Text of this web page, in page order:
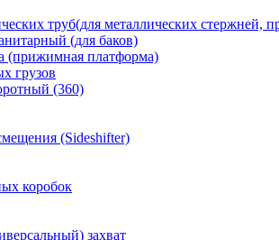
труб(для металлических стержней,
(для баков)
(прижимная платформа)
грузов
(360)
(Sideshifter)
коробок
захват